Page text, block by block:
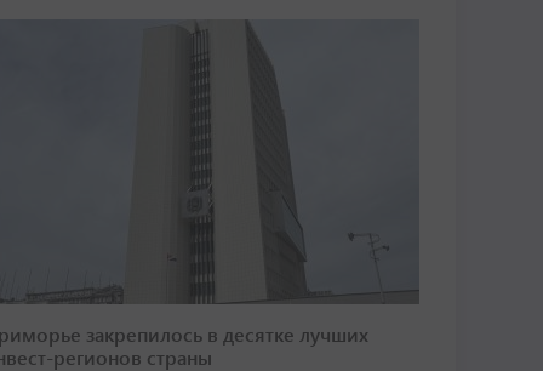
закрепилось в десятке лучших
регионов страны